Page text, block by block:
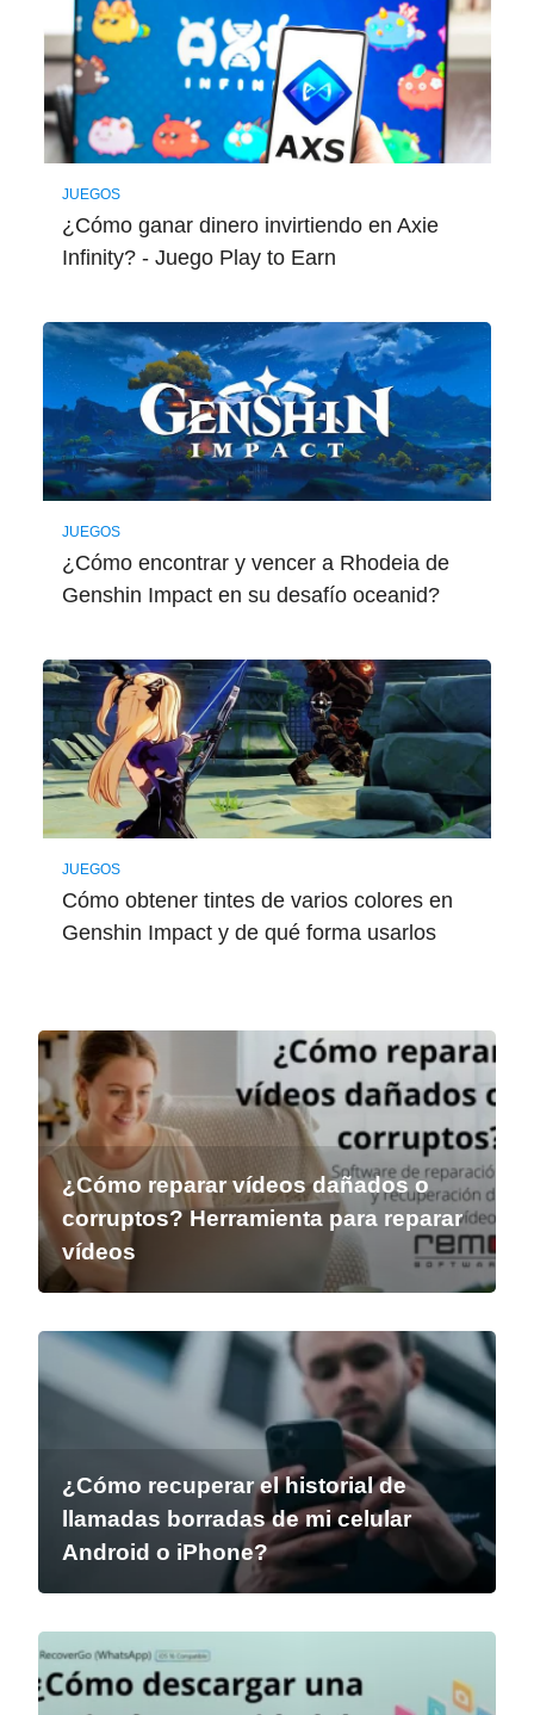
JUEGOS
¿Cómo ganar dinero invirtiendo en Axie
Infinity? - Juego Play to Earn
JUEGOS
¿Cómo encontrar y vencer a Rhodeia de
Genshin Impact en su desafío oceanid?
JUEGOS
Cómo obtener tintes de varios colores en
Genshin Impact y de qué forma usarlos
¿Cómo reparar vídeos dañados o
corruptos? Herramienta para reparar
vídeos
¿Cómo recuperar el historial de
llamadas borradas de mi celular
Android o iPhone?